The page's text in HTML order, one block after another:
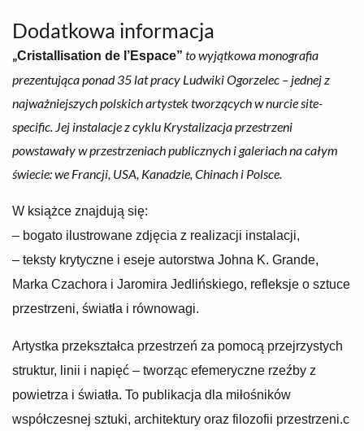
Dodatkowa informacja
„Cristallisation de l’Espace” to wyjątkowa monografia
prezentująca ponad 35 lat pracy Ludwiki Ogorzelec – jednej z
najważniejszych polskich artystek tworzących w nurcie site-
specific. Jej instalacje z cyklu Krystalizacja przestrzeni
powstawały w przestrzeniach publicznych i galeriach na całym
świecie: we Francji, USA, Kanadzie, Chinach i Polsce.
W książce znajdują się:
– bogato ilustrowane zdjęcia z realizacji instalacji,
– teksty krytyczne i eseje autorstwa Johna K. Grande,
Marka Czachora i Jaromira Jedlińskiego, refleksje o sztuce
przestrzeni, światła i równowagi.
Artystka przekształca przestrzeń za pomocą przejrzystych
struktur, linii i napięć – tworząc efemeryczne rzeźby z
powietrza i światła. To publikacja dla miłośników
współczesnej sztuki, architektury oraz filozofii przestrzeni.с